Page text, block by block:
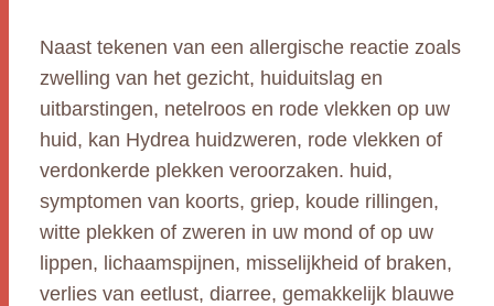
Naast tekenen van een allergische reactie zoals
zwelling van het gezicht, huiduitslag en
uitbarstingen, netelroos en rode vlekken op uw
huid, kan Hydrea huidzweren, rode vlekken of
verdonkerde plekken veroorzaken. huid,
symptomen van koorts, griep, koude rillingen,
witte plekken of zweren in uw mond of op uw
lippen, lichaamspijnen, misselijkheid of braken,
verlies van eetlust, diarree, gemakkelijk blauwe